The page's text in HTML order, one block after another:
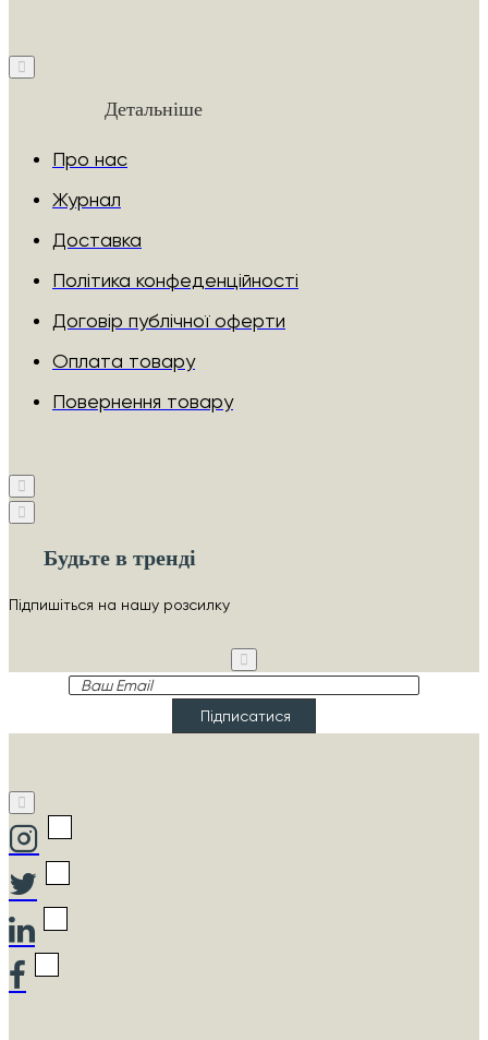
Детальніше
Про нас
Журнал
Доставка
Політика конфеденційності
Договір публічної оферти
Оплата товару
Повернення товару
Будьте в тренді
Підпишіться на нашу розсилку
Ваш
Підписатися